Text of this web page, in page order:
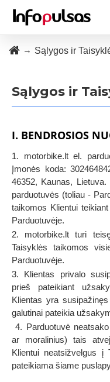
Sąlygos ir
Sąlygos ir
I. BENDROSIOS
1. motorbike.lt el.
Įmonės koda:
46352, Kaunas,
parduotuvės (toliau -
taikomos Klientui
Parduotuvėje.
2. motorbike.lt turi
Taisyklės taikomos
Parduotuvėje.
3. Klientas privalo
prieš pateikiant
Klientas yra
galutinai pateikia
4. Parduotuvė
ar moralinius) tais
Klientui neatsižvelgus į
pateikiama šiame